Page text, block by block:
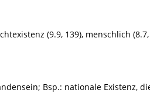
(9.9, 139), menschlich
Bsp.: nationale Existenz,